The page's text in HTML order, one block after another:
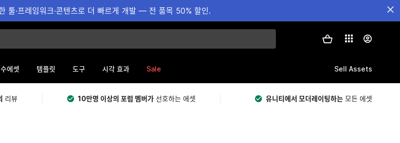
툴·프레임워크·콘텐츠로 더 빠르게 개발 — 전 품목 50% 할인.
에셋 템플릿 도구 시각 효과 Sale Sell Assets
리뷰 10만명 이상의 포럼 멤버가 선호하는 에셋 유니티에서 모더레이팅하는 모든 에셋